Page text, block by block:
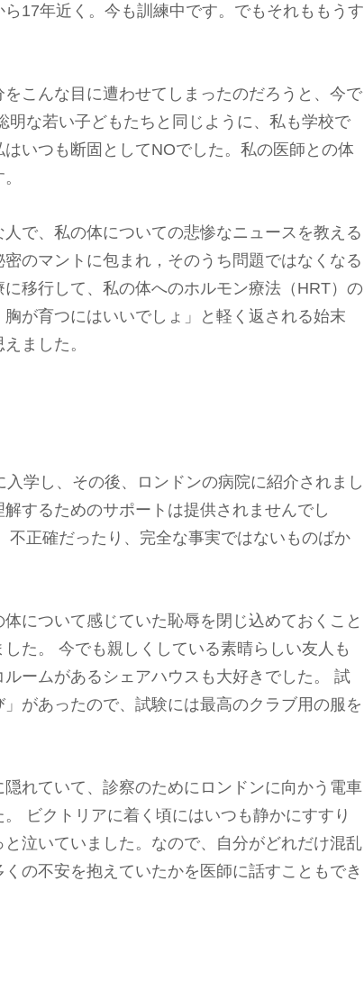
17年近く。今も訓練中です。でもそれももうす
こんな目に遭わせてしまったのだろうと、今で
明な若い子どもたちと同じように、私も学校で
いつも断固としてNOでした。私の医師との体
で、私の体についての悲惨なニュースを教える
のマントに包まれ，そのうち問題ではなくなる
移行して、私の体へのホルモン療法（HRT）の
が育つにはいいでしょ」と軽く返される始末
ました。
学し、その後、ロンドンの病院に紹介されまし
するためのサポートは提供されませんでし
正確だったり、完全な事実ではないものばか
について感じていた恥辱を閉じ込めておくこと
た。 今でも親しくしている素晴らしい友人も
ームがあるシェアハウスも大好きでした。 試
があったので、試験には最高のクラブ用の服を
れていて、診察のためにロンドンに向かう電車
ビクトリアに着く頃にはいつも静かにすすり
泣いていました。なので、自分がどれだけ混乱
の不安を抱えていたかを医師に話すこともでき